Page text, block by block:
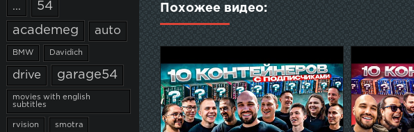
... 54
academeg auto
BMW Davidich
drive garage54
movies with english
subtitles
rvision smotra
Похожее видео: